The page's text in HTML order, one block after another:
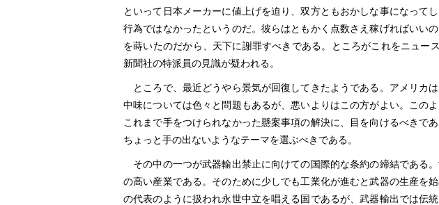
といって日本メーカーに値上げを迫り、双方ともおかしな事になって
行為ではなかったというのだ。彼らはともかく点数さえ稼げればいい
を蒔いたのだから、天下に謝罪すべきである。ところがこれをニュー
新聞社の特派員の見識が疑われる。
ところで、最近どうやら景気が回復してきたようである。アメリカ
中味については色々と問題もあるが、悪いよりはこの方がよい。この
これまで手をつけられなかった懸案事項の解決に、目を向けるべきで
ちょっと手の出ないようなテーマを選ぶべきである。
その中の一つが武器輸出禁止に向けての国際的な条約の締結である
の高い産業である。そのために少しでも工業化が進むと武器の生産を
の代表のように扱われ永世中立を唱える国であるが、武器輸出では伝